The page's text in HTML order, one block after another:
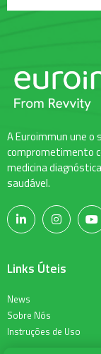
A Euroimmun une o
comprometimento
medicina
saudável.
Links Úteis
News
Sobre Nós
Instruções de Uso